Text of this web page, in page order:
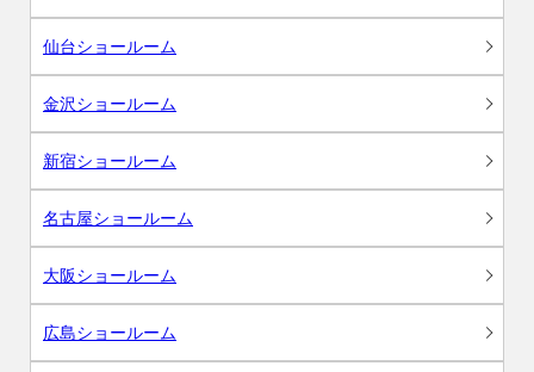
仙台ショールーム
金沢ショールーム
新宿ショールーム
名古屋ショールーム
大阪ショールーム
広島ショールーム